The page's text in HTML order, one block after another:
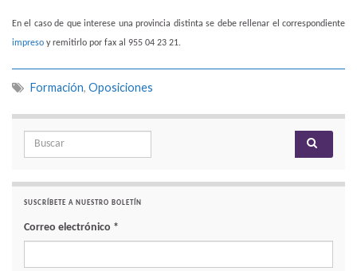
En el caso de que interese una provincia distinta se debe rellenar el correspondiente
impreso y remitirlo por fax al 955 04 23 21.
Formación, Oposiciones
Search for:
SUSCRÍBETE A NUESTRO BOLETÍN
Correo electrónico *